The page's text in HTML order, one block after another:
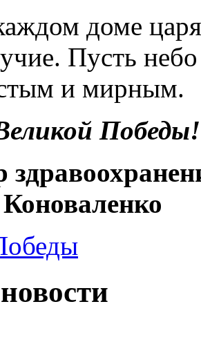
доме
Пусть
и мирным.
Победы!